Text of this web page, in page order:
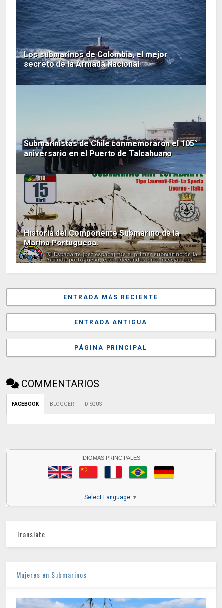
Los submarinos de Colombia, el mejor
secreto de la Armada Nacional
Submarinistas de Chile conmemoraron el 105°
aniversario en el Puerto de Talcahuano
Historia del Componente Submarino de la
Marina Portuguesa.
ENTRADA MÁS RECIENTE
ENTRADA ANTIGUA
PÁGINA PRINCIPAL
COMMENTARIOS
FACEBOOK BLOGGER DISQUS
IDIOMAS PRINCIPALES
Select Language ▼
Translate
Mujeres en Submarinos